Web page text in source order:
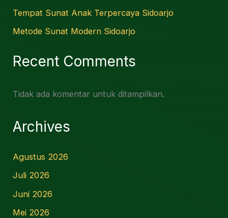
Tempat Sunat Anak Terpercaya Sidoarjo
Metode Sunat Modern Sidoarjo
Recent Comments
Tidak ada komentar untuk ditampilkan.
Archives
Agustus 2026
Juli 2026
Juni 2026
Mei 2026